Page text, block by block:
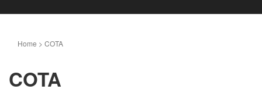
Home > COTA
COTA